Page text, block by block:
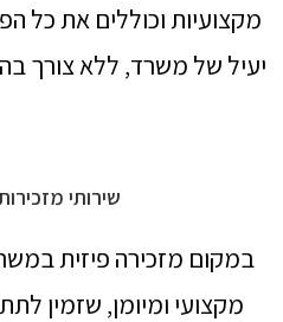
מקצועיות וכוללים את כל
יעיל של משרד, ללא צורך
שירותי
במקום מזכירה פיזית
מקצועי ומיומן, שזמין